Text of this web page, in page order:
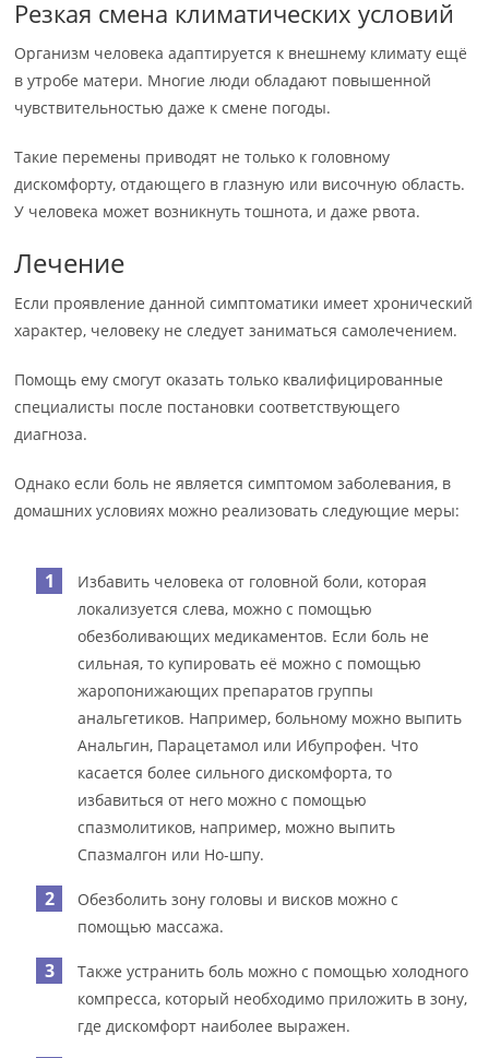
Резкая смена климатических условий
Организм человека адаптируется к внешнему климату ещё
в утробе матери. Многие люди обладают повышенной
чувствительностью даже к смене погоды.
Такие перемены приводят не только к головному
дискомфорту, отдающего в глазную или височную область.
У человека может возникнуть тошнота, и даже рвота.
Лечение
Если проявление данной симптоматики имеет хронический
характер, человеку не следует заниматься самолечением.
Помощь ему смогут оказать только квалифицированные
специалисты после постановки соответствующего
диагноза.
Однако если боль не является симптомом заболевания, в
домашних условиях можно реализовать следующие меры:
Избавить человека от головной боли, которая
локализуется слева, можно с помощью
обезболивающих медикаментов. Если боль не
сильная, то купировать её можно с помощью
жаропонижающих препаратов группы
анальгетиков. Например, больному можно выпить
Анальгин, Парацетамол или Ибупрофен. Что
касается более сильного дискомфорта, то
избавиться от него можно с помощью
спазмолитиков, например, можно выпить
Спазмалгон или Но-шпу.
Обезболить зону головы и висков можно с
помощью массажа.
Также устранить боль можно с помощью холодного
компресса, который необходимо приложить в зону,
где дискомфорт наиболее выражен.